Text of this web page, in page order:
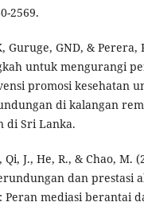
2569.
Guruge, GND, & Perera,
untuk mengurangi
promosi kesehatan
di kalangan
di Sri Lanka.
Qi, J., He, R., & Chao, M.
dan prestasi
Peran mediasi berantai